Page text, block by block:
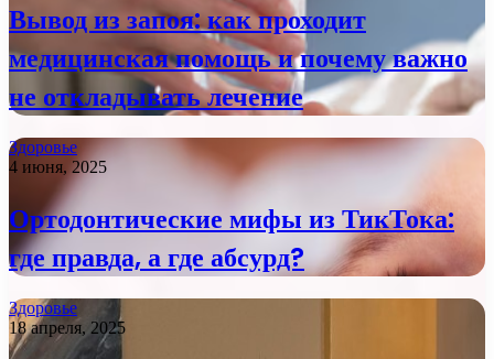
Вывод из запоя: как проходит
медицинская помощь и почему важно
не откладывать лечение
Здоровье
4 июня, 2025
Ортодонтические мифы из ТикТока:
где правда, а где абсурд?
Здоровье
18 апреля, 2025